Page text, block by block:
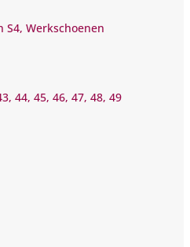
S4, Werkschoenen
, 44, 45, 46, 47, 48, 49